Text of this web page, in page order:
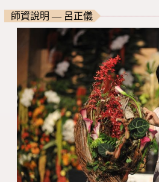
師資說明 — 呂正儀